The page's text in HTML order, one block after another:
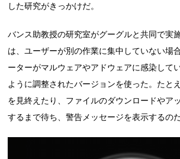
した研究がきっかけだ。
バンス助教授の研究室がグーグルと共同で実
は、ユーザーが別の作業に集中していない場
ーターがマルウェアやアドウェアに感染して
ように調整されたバージョンを使った。たと
を見終えたり、ファイルのダウンロードやア
するまで待ち、警告メッセージを表示するのだ